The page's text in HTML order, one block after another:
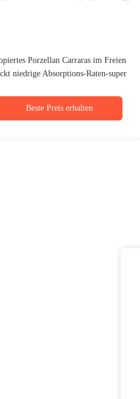
Porzellan Carraras im Freien
niedrige Absorptions-Raten-super
Beste Preis erhalten